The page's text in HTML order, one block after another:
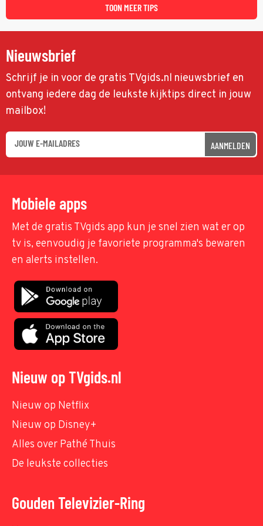
TOON MEER TIPS
Nieuwsbrief
Schrijf je in voor de gratis TVgids.nl nieuwsbrief en
ontvang iedere dag de leukste kijktips direct in jouw
mailbox!
AANMELDEN
Mobiele apps
Met de gratis TVgids app kun je snel zien wat er op
tv is, eenvoudig je favoriete programma's bewaren
en alerts instellen.
Nieuw op TVgids.nl
Nieuw op Netflix
Nieuw op Disney+
Alles over Pathé Thuis
De leukste collecties
Gouden Televizier-Ring